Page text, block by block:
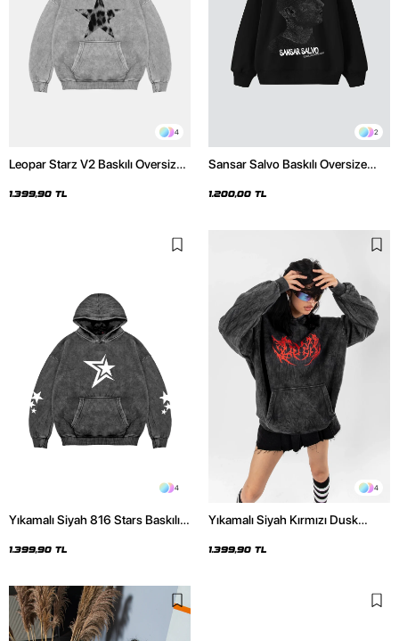
4
Leopar Starz V2 Baskılı Oversize
Hoodie
1.399,90 TL
2
Sansar Salvo Baskılı Oversize
1.200,00 TL
4
Yıkamalı Siyah 816 Stars Baskılı
1.399,90 TL
4
Yıkamalı Siyah Kırmızı Dusk
1.399,90 TL